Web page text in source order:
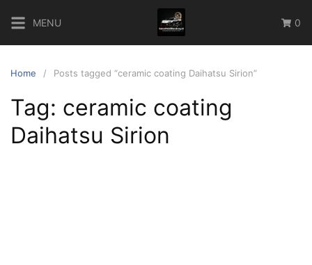
content
MENU 0
Home Posts tagged “ceramic coating Daihatsu Sirion”
Tag: ceramic coating
Daihatsu Sirion